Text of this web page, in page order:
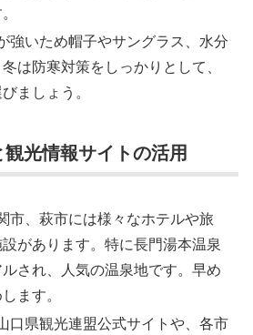
強いため帽子やサングラス、水分
は防寒対策をしっかりとして、
ましょう。
光情報サイトの活用
市、萩市には様々なホテルや旅
があります。特に長門湯本温泉
され、人気の温泉地です。早め
ます。
口県観光連盟公式サイトや、各市